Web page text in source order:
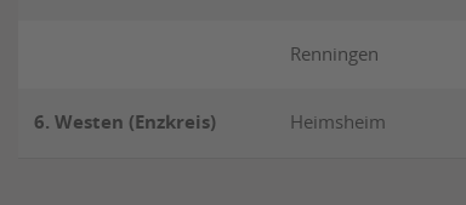
Renningen
6. Westen (Enzkreis) Heimsheim